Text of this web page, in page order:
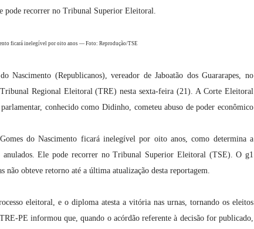
pode recorrer no Tribunal Superior Eleitoral.
ficará inelegível por oito anos — Foto: Reprodução/TSE
Nascimento (Republicanos), vereador de Jaboatão dos Guararapes, no
Regional Eleitoral (TRE) nesta sexta-feira (21). A Corte Eleitoral
conhecido como Didinho, cometeu abuso de poder econômico
do Nascimento ficará inelegível por oito anos, como determina a
anulados. Ele pode recorrer no Tribunal Superior Eleitoral (TSE). O g1
não obteve retorno até a última atualização desta reportagem.
eleitoral, e o diploma atesta a vitória nas urnas, tornando os eleitos
PE informou que, quando o acórdão referente à decisão for publicado,